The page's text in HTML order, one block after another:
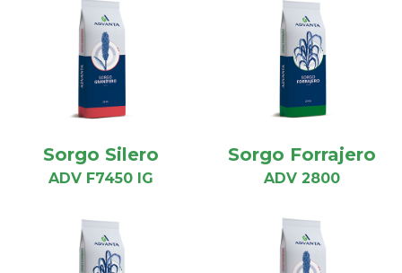
Sorgo Silero
ADV F7450 IG
Sorgo Forrajero
ADV 2800